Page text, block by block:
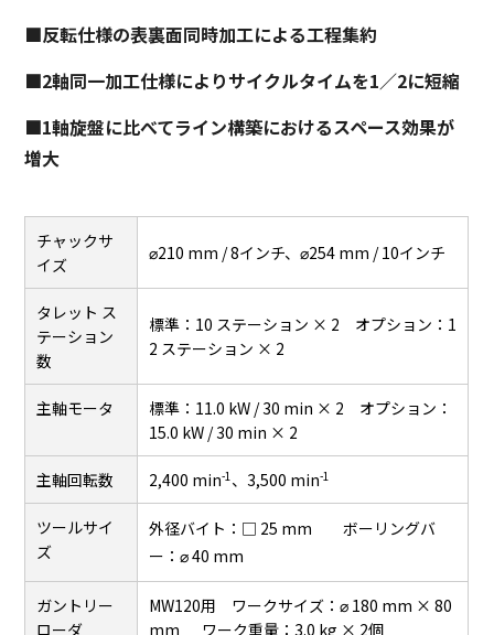
■反転仕様の表裏面同時加工による工程集約
■2軸同一加工仕様によりサイクルタイムを1／2に短縮
■1軸旋盤に比べてライン構築におけるスペース効果が
増大
チャックサ
イズ
⌀210 mm / 8インチ、⌀254 mm / 10インチ
タレット ス
テーション
数
標準：10 ステーション × 2 オプション：1
2 ステーション × 2
主軸モータ
標準：11.0 kW / 30 min × 2 オプション：
15.0 kW / 30 min × 2
主軸回転数 2,400 min-1、3,500 min-1
ツールサイ
ズ
外径バイト：□ 25 mm ボーリングバ
ー：⌀ 40 mm
ガントリー
ローダ
MW120用 ワークサイズ：⌀ 180 mm × 80
mm ワーク重量：3.0 kg × 2個